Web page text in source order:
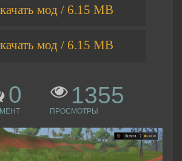
мод / 6.15 MB
мод / 6.15 MB
0 1355
ПРОСМОТРЫ